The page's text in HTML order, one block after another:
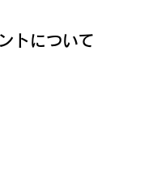
トについて